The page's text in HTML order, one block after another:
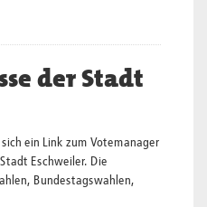
der Stadt
ein Link zum Votemanager
Eschweiler. Die
Bundestagswahlen,